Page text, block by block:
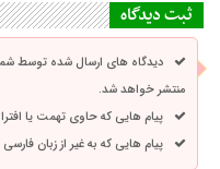
ثبت دیدگاه
دیدگاه های ارسال شده توسط
منتشر خواهد شد.
پیام هایی که حاوی تهمت یا
پیام هایی که به غیر از زبان